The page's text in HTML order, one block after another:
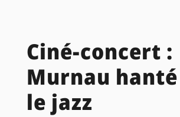
Ciné-concert :
Murnau
le jazz